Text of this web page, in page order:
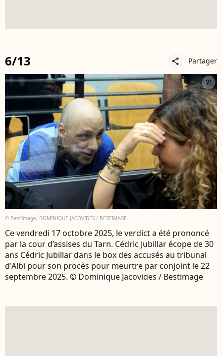
6/13 share Partager
© BestImage, DOMINIQUE JACOVIDES / BESTIMAGE
Ce vendredi 17 octobre 2025, le verdict a été prononcé
par la cour d’assises du Tarn. Cédric Jubillar écope de 30
ans Cédric Jubillar dans le box des accusés au tribunal
d'Albi pour son procès pour meurtre par conjoint le 22
septembre 2025. © Dominique Jacovides / Bestimage